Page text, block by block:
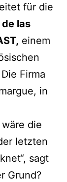
für die
las
einem
Firma
in
die
letzten
sagt
Grund?